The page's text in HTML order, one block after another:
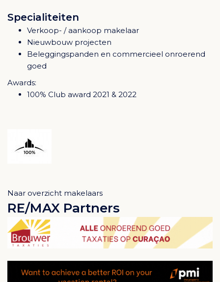
Specialiteiten
Verkoop- / aankoop makelaar
Nieuwbouw projecten
Beleggingspanden en commercieel onroerend
goed
Awards:
100% Club award 2021 & 2022
Naar overzicht makelaars
RE/MAX Partners